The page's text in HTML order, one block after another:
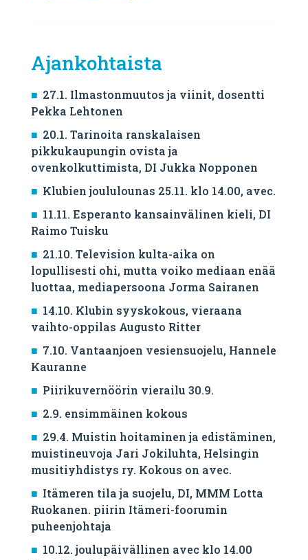
Ajankohtaista
27.1. Ilmastonmuutos ja viinit, dosentti
Pekka Lehtonen
20.1. Tarinoita ranskalaisen
pikkukaupungin ovista ja
ovenkolkuttimista, DI Jukka Nopponen
Klubien joululounas 25.11. klo 14.00, avec.
11.11. Esperanto kansainvälinen kieli, DI
Raimo Tuisku
21.10. Television kulta-aika on
lopullisesti ohi, mutta voiko mediaan enää
luottaa, mediapersoona Jorma Sairanen
14.10. Klubin syyskokous, vieraana
vaihto-oppilas Augusto Ritter
7.10. Vantaanjoen vesiensuojelu, Hannele
Kauranne
Piirikuvernöörin vierailu 30.9.
2.9. ensimmäinen kokous
29.4. Muistin hoitaminen ja edistäminen,
muistineuvoja Jari Jokiluhta, Helsingin
musitiyhdistys ry. Kokous on avec.
Itämeren tila ja suojelu, DI, MMM Lotta
Ruokanen. piirin Itämeri-foorumin
puheenjohtaja
10.12. joulupäivällinen avec klo 14.00